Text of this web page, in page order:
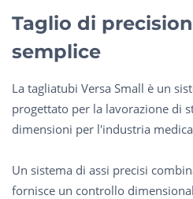
Taglio di
semplice
La tagliatubi Versa Small è un
progettato per la lavorazione di
dimensioni per l'industria
Un sistema di assi precisi
fornisce un controllo